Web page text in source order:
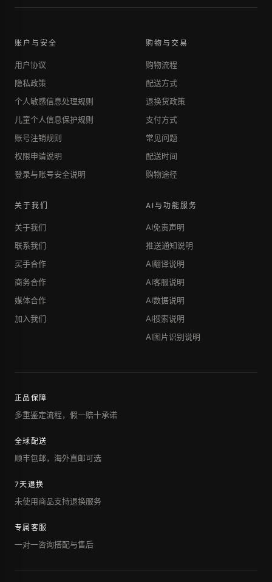
账户与安全
用户协议
隐私政策
个人敏感信息处理规则
儿童个人信息保护规则
账号注销规则
权限申请说明
登录与账号安全说明
购物与交易
购物流程
配送方式
退换货政策
支付方式
常见问题
配送时间
购物途径
关于我们
关于我们
联系我们
买手合作
商务合作
媒体合作
加入我们
AI与功能服务
AI免责声明
推送通知说明
AI翻译说明
AI客服说明
AI数据说明
AI搜索说明
AI图片识别说明
正品保障
多重鉴定流程，假一赔十承诺
全球配送
顺丰包邮，海外直邮可选
7天退换
未使用商品支持退换服务
专属客服
一对一咨询搭配与售后